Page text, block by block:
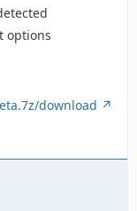
options
download